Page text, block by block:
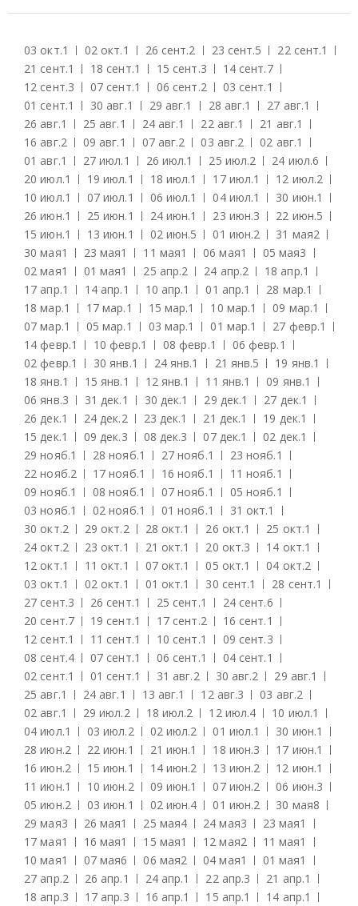
03 окт.1 02 окт.1 26 сент.2 23 сент.5 22 сент.1
21 сент.1 18 сент.1 15 сент.3 14 сент.7
12 сент.3 07 сент.1 06 сент.2 03 сент.1
01 сент.1 30 авг.1 29 авг.1 28 авг.1 27 авг.1
26 авг.1 25 авг.1 24 авг.1 22 авг.1 21 авг.1
16 авг.2 09 авг.1 07 авг.2 03 авг.2 02 авг.1
01 авг.1 27 июл.1 26 июл.1 25 июл.2 24 июл.6
20 июл.1 19 июл.1 18 июл.1 17 июл.1 12 июл.2
10 июл.1 07 июл.1 06 июл.1 04 июл.1 30 июн.1
26 июн.1 25 июн.1 24 июн.1 23 июн.3 22 июн.5
15 июн.1 13 июн.1 02 июн.5 01 июн.2 31 мая2
30 мая1 23 мая1 11 мая1 06 мая1 05 мая3
02 мая1 01 мая1 25 апр.2 24 апр.2 18 апр.1
17 апр.1 14 апр.1 10 апр.1 01 апр.1 28 мар.1
18 мар.1 17 мар.1 15 мар.1 10 мар.1 09 мар.1
07 мар.1 05 мар.1 03 мар.1 01 мар.1 27 февр.1
14 февр.1 10 февр.1 08 февр.1 06 февр.1
02 февр.1 30 янв.1 24 янв.1 21 янв.5 19 янв.1
18 янв.1 15 янв.1 12 янв.1 11 янв.1 09 янв.1
06 янв.3 31 дек.1 30 дек.1 29 дек.1 27 дек.1
26 дек.1 24 дек.2 23 дек.1 21 дек.1 19 дек.1
15 дек.1 09 дек.3 08 дек.3 07 дек.1 02 дек.1
29 нояб.1 28 нояб.1 27 нояб.1 23 нояб.1
22 нояб.2 17 нояб.1 16 нояб.1 11 нояб.1
09 нояб.1 08 нояб.1 07 нояб.1 05 нояб.1
03 нояб.1 02 нояб.1 01 нояб.1 31 окт.1
30 окт.2 29 окт.2 28 окт.1 26 окт.1 25 окт.1
24 окт.2 23 окт.1 21 окт.1 20 окт.3 14 окт.1
12 окт.1 11 окт.1 07 окт.1 05 окт.1 04 окт.2
03 окт.1 02 окт.1 01 окт.1 30 сент.1 28 сент.1
27 сент.3 26 сент.1 25 сент.1 24 сент.6
20 сент.7 19 сент.1 17 сент.2 16 сент.1
12 сент.1 11 сент.1 10 сент.1 09 сент.3
08 сент.4 07 сент.1 06 сент.1 04 сент.1
02 сент.1 01 сент.1 31 авг.2 30 авг.2 29 авг.1
25 авг.1 24 авг.1 13 авг.1 12 авг.3 03 авг.2
02 авг.1 29 июл.2 18 июл.2 12 июл.4 10 июл.1
04 июл.1 03 июл.2 02 июл.2 01 июл.1 30 июн.1
28 июн.2 22 июн.1 21 июн.1 18 июн.3 17 июн.1
16 июн.2 15 июн.1 14 июн.2 13 июн.2 12 июн.1
11 июн.1 10 июн.2 09 июн.1 07 июн.2 06 июн.3
05 июн.2 03 июн.1 02 июн.4 01 июн.2 30 мая8
29 мая3 26 мая1 25 мая4 24 мая3 23 мая1
17 мая1 16 мая1 15 мая1 12 мая2 11 мая1
10 мая1 07 мая6 06 мая2 04 мая1 01 мая1
27 апр.2 26 апр.1 24 апр.1 22 апр.3 21 апр.1
18 апр.3 17 апр.3 16 апр.1 15 апр.1 14 апр.1